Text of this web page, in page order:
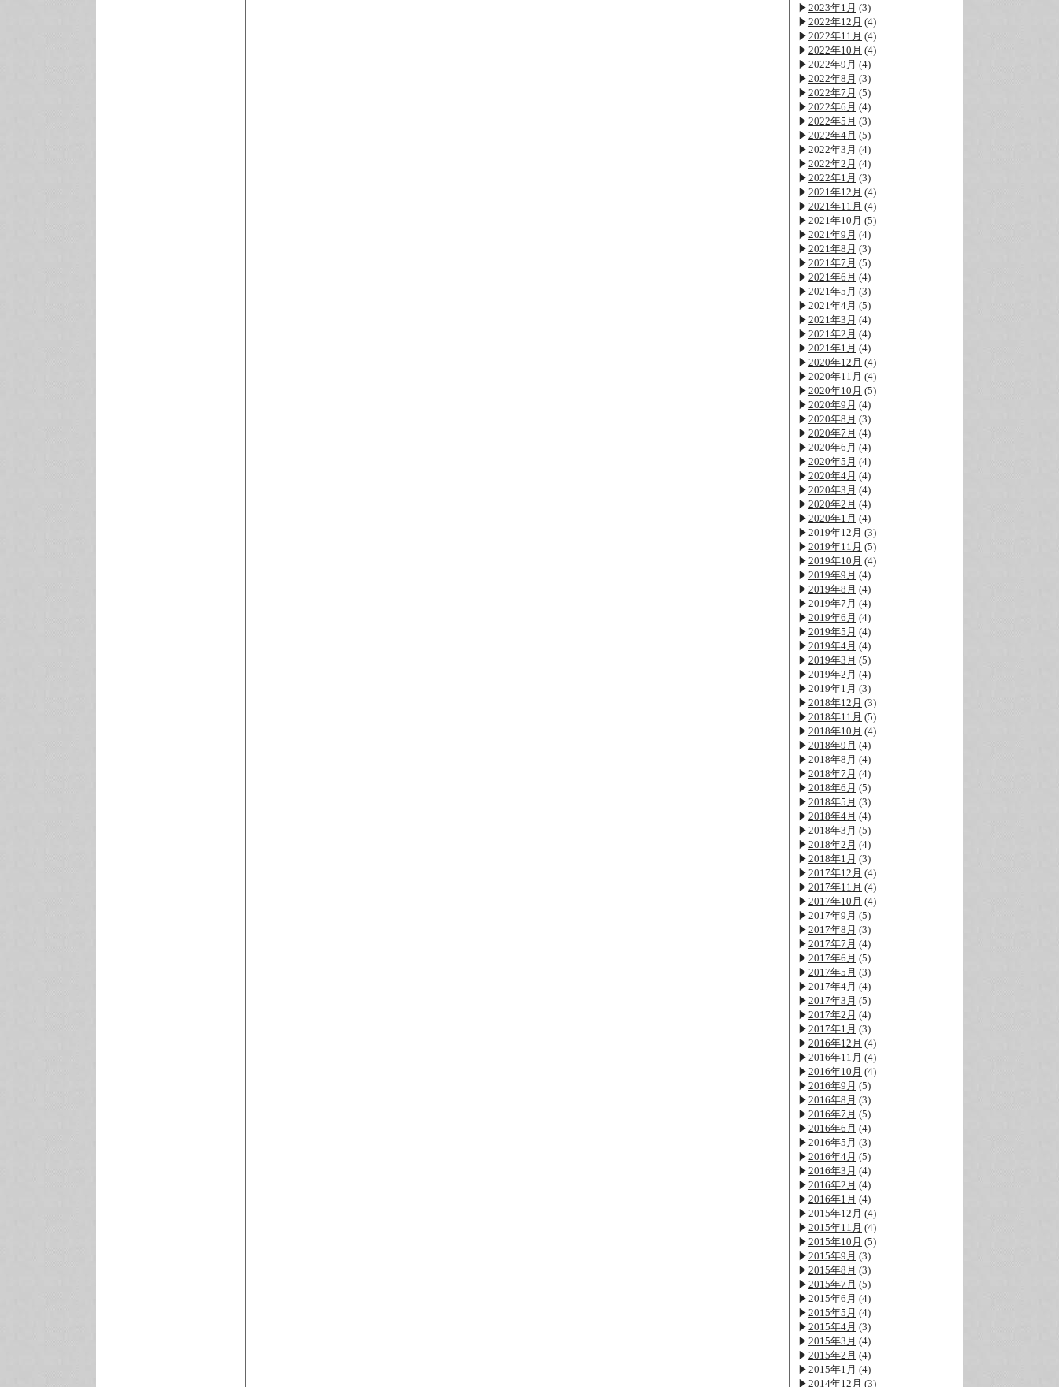
2023年1月 (3)
2022年12月 (4)
2022年11月 (4)
2022年10月 (4)
2022年9月 (4)
2022年8月 (3)
2022年7月 (5)
2022年6月 (4)
2022年5月 (3)
2022年4月 (5)
2022年3月 (4)
2022年2月 (4)
2022年1月 (3)
2021年12月 (4)
2021年11月 (4)
2021年10月 (5)
2021年9月 (4)
2021年8月 (3)
2021年7月 (5)
2021年6月 (4)
2021年5月 (3)
2021年4月 (5)
2021年3月 (4)
2021年2月 (4)
2021年1月 (4)
2020年12月 (4)
2020年11月 (4)
2020年10月 (5)
2020年9月 (4)
2020年8月 (3)
2020年7月 (4)
2020年6月 (4)
2020年5月 (4)
2020年4月 (4)
2020年3月 (4)
2020年2月 (4)
2020年1月 (4)
2019年12月 (3)
2019年11月 (5)
2019年10月 (4)
2019年9月 (4)
2019年8月 (4)
2019年7月 (4)
2019年6月 (4)
2019年5月 (4)
2019年4月 (4)
2019年3月 (5)
2019年2月 (4)
2019年1月 (3)
2018年12月 (3)
2018年11月 (5)
2018年10月 (4)
2018年9月 (4)
2018年8月 (4)
2018年7月 (4)
2018年6月 (5)
2018年5月 (3)
2018年4月 (4)
2018年3月 (5)
2018年2月 (4)
2018年1月 (3)
2017年12月 (4)
2017年11月 (4)
2017年10月 (4)
2017年9月 (5)
2017年8月 (3)
2017年7月 (4)
2017年6月 (5)
2017年5月 (3)
2017年4月 (4)
2017年3月 (5)
2017年2月 (4)
2017年1月 (3)
2016年12月 (4)
2016年11月 (4)
2016年10月 (4)
2016年9月 (5)
2016年8月 (3)
2016年7月 (5)
2016年6月 (4)
2016年5月 (3)
2016年4月 (5)
2016年3月 (4)
2016年2月 (4)
2016年1月 (4)
2015年12月 (4)
2015年11月 (4)
2015年10月 (5)
2015年9月 (3)
2015年8月 (3)
2015年7月 (5)
2015年6月 (4)
2015年5月 (4)
2015年4月 (3)
2015年3月 (4)
2015年2月 (4)
2015年1月 (4)
2014年12月 (3)